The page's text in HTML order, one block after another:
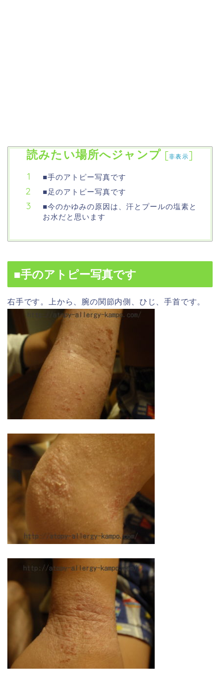
読みたい場所へジャンプ [非表示]
■手のアトピー写真です
■足のアトピー写真です
■今のかゆみの原因は、汗とプールの塩素と
お水だと思います
■手のアトピー写真です
右手です。上から、腕の関節内側、ひじ、手首です。